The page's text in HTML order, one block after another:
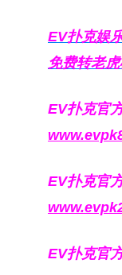
EV扑克娱
免费转老
EV扑克官
EV扑克官
EV扑克官